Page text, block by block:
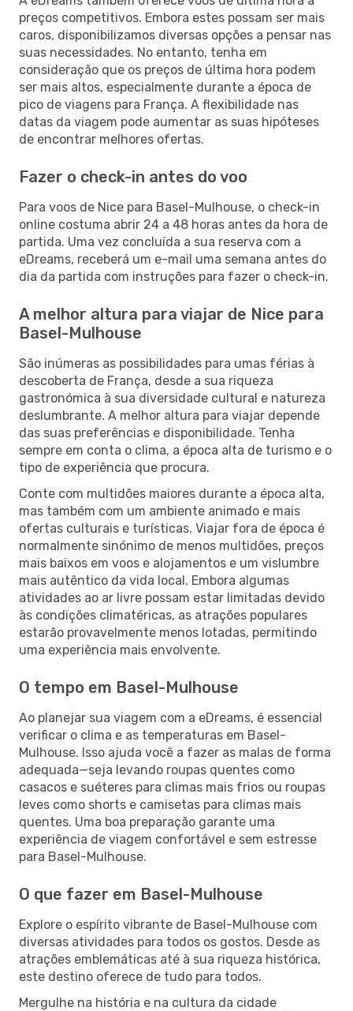
preços competitivos. Embora estes possam ser mais
caros, disponibilizamos diversas opções a pensar nas
suas necessidades. No entanto, tenha em
consideração que os preços de última hora podem
ser mais altos, especialmente durante a época de
pico de viagens para França. A flexibilidade nas
datas da viagem pode aumentar as suas hipóteses
de encontrar melhores ofertas.
Fazer o check-in antes do voo
Para voos de Nice para Basel-Mulhouse, o check-in
online costuma abrir 24 a 48 horas antes da hora de
partida. Uma vez concluída a sua reserva com a
eDreams, receberá um e-mail uma semana antes do
dia da partida com instruções para fazer o check-in.
A melhor altura para viajar de Nice para
Basel-Mulhouse
São inúmeras as possibilidades para umas férias à
descoberta de França, desde a sua riqueza
gastronómica à sua diversidade cultural e natureza
deslumbrante. A melhor altura para viajar depende
das suas preferências e disponibilidade. Tenha
sempre em conta o clima, a época alta de turismo e o
tipo de experiência que procura.
Conte com multidões maiores durante a época alta,
mas também com um ambiente animado e mais
ofertas culturais e turísticas. Viajar fora de época é
normalmente sinónimo de menos multidões, preços
mais baixos em voos e alojamentos e um vislumbre
mais autêntico da vida local. Embora algumas
atividades ao ar livre possam estar limitadas devido
às condições climatéricas, as atrações populares
estarão provavelmente menos lotadas, permitindo
uma experiência mais envolvente.
O tempo em Basel-Mulhouse
Ao planejar sua viagem com a eDreams, é essencial
verificar o clima e as temperaturas em Basel-
Mulhouse. Isso ajuda você a fazer as malas de forma
adequada—seja levando roupas quentes como
casacos e suéteres para climas mais frios ou roupas
leves como shorts e camisetas para climas mais
quentes. Uma boa preparação garante uma
experiência de viagem confortável e sem estresse
para Basel-Mulhouse.
O que fazer em Basel-Mulhouse
Explore o espírito vibrante de Basel-Mulhouse com
diversas atividades para todos os gostos. Desde as
atrações emblemáticas até à sua riqueza histórica,
este destino oferece de tudo para todos.
Mergulhe na história e na cultura da cidade